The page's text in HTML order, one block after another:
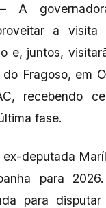
A
a visita
e, juntos,
Fragoso, em
recebendo
fase.
ex-deputada
para
para